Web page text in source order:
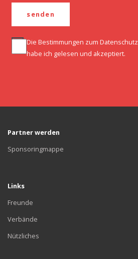
Die Bestimmungen zum Datenschutz
habe ich gelesen und akzeptiert.
Partner werden
Sponsoringmappe
Links
Freunde
Verbände
Nützliches